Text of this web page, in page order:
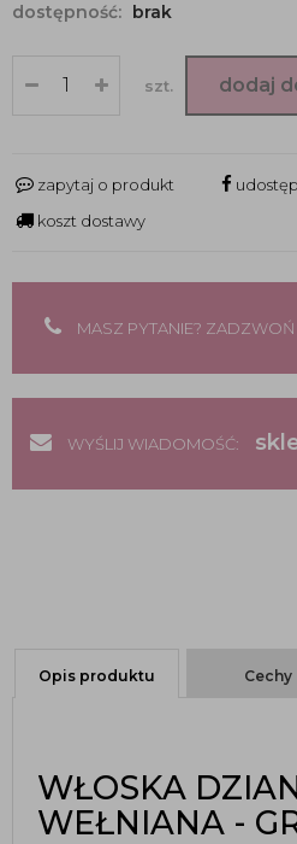
dostępność: brak
szt. dodaj
zapytaj o produkt
koszt dostawy
MASZ PYTANIE? ZADZWOŃ
WYŚLIJ WIADOMOŚĆ:
Opis produktu Cechy
WŁOSKA
WEŁNIANA -